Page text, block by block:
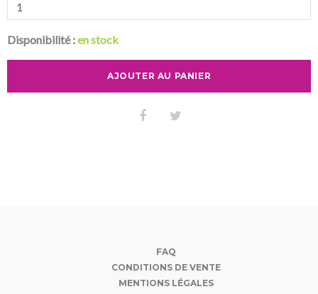
Disponibilité :en stock
AJOUTER AU PANIER
FAQ
CONDITIONS DE VENTE
MENTIONS LÉGALES